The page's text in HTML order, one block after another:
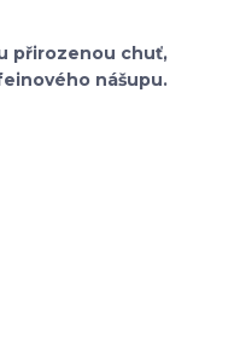
přirozenou chuť,
nášupu.